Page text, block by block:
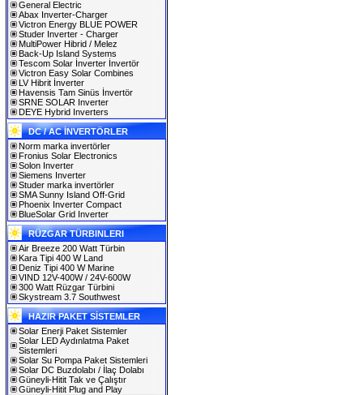
General Electric
Abax Inverter-Charger
Victron Energy BLUE POWER
Studer Inverter - Charger
MultiPower Hibrid / Melez
Back-Up Island Systems
Tescom Solar İnverter İnvertör
Victron Easy Solar Combines
LV Hibrit İnverter
Havensis Tam Sinüs İnvertör
SRNE SOLAR Inverter
DEYE Hybrid Inverters
DC / AC İNVERTÖRLER
Norm marka invertörler
Fronius Solar Electronics
Solon Inverter
Siemens Inverter
Studer marka invertörler
SMA Sunny Island Off-Grid
Phoenix Inverter Compact
BlueSolar Grid Inverter
RÜZGAR TÜRBINLERI
Air Breeze 200 Watt Türbin
Kara Tipi 400 W Land
Deniz Tipi 400 W Marine
VIND 12V-400W / 24V-600W
300 Watt Rüzgar Türbini
Skystream 3.7 Southwest
HAZIR PAKET SİSTEMLER
Solar Enerji Paket Sistemler
Solar LED Aydınlatma Paket
Sistemleri
Solar Su Pompa Paket Sistemleri
Solar DC Buzdolabı / İlaç Dolabı
Güneyli-Hitit Tak ve Çalıştır
Güneyli-Hitit Plug and Play